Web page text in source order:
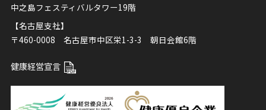
中之島フェスティバルタワー19階
【名古屋支社】
〒460-0008 名古屋市中区栄1-3-3 朝日会館6階
健康経営宣言